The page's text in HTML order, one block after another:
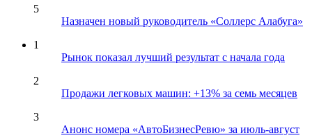
5
Назначен новый руководитель «Соллерс Алабуга»
1
Рынок показал лучший результат с начала года
2
Продажи легковых машин: +13% за семь месяцев
3
Анонс номера «АвтоБизнесРевю» за июль-август